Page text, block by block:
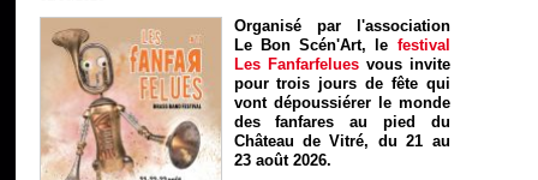
Organisé par l'association
Le Bon Scén'Art, le festival
Les Fanfarfelues vous invite
pour trois jours de fête qui
vont dépoussiérer le monde
des fanfares au pied du
Château de Vitré, du 21 au
23 août 2026.